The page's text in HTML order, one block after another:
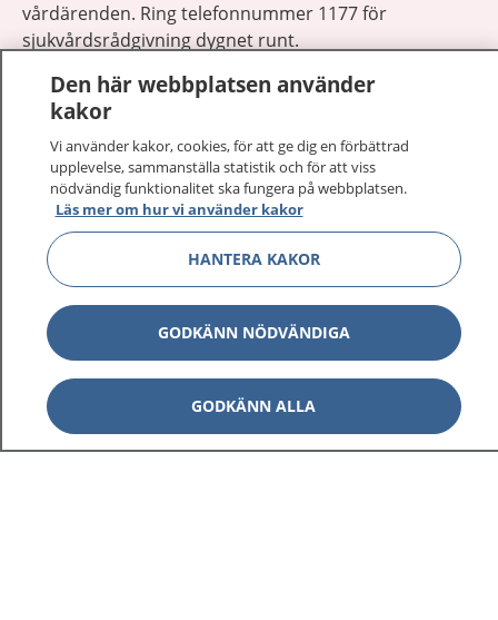
vårdärenden. Ring telefonnummer 1177 för
sjukvårdsrådgivning dygnet runt.
1177 på flera språk
Om 1177 Visa
Kontakt Visa
Behandling av personuppgifter
Den här webbplatsen använder
kakor
Vi använder kakor, cookies, för att ge dig en förbättrad
upplevelse, sammanställa statistik och för att viss
nödvändig funktionalitet ska fungera på webbplatsen.
Läs mer om hur vi använder kakor
HANTERA KAKOR
GODKÄNN NÖDVÄNDIGA
GODKÄNN ALLA